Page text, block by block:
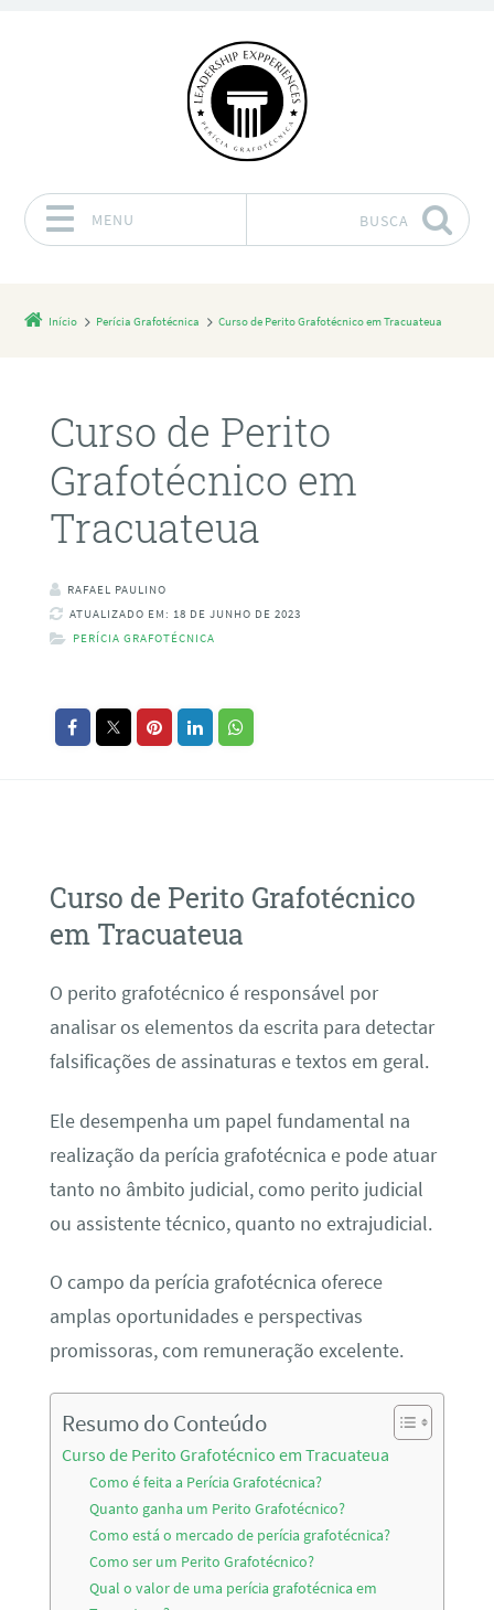
MENU BUSCA
Início Perícia Grafotécnica Curso de Perito Grafotécnico em Tracuateua
Curso de Perito
Grafotécnico em
Tracuateua
RAFAEL PAULINO
ATUALIZADO EM: 18 DE JUNHO DE 2023
PERÍCIA GRAFOTÉCNICA
Curso de Perito Grafotécnico
em Tracuateua
O perito grafotécnico é responsável por
analisar os elementos da escrita para detectar
falsificações de assinaturas e textos em geral.
Ele desempenha um papel fundamental na
realização da perícia grafotécnica e pode atuar
tanto no âmbito judicial, como perito judicial
ou assistente técnico, quanto no extrajudicial.
O campo da perícia grafotécnica oferece
amplas oportunidades e perspectivas
promissoras, com remuneração excelente.
Resumo do Conteúdo
Curso de Perito Grafotécnico em Tracuateua
Como é feita a Perícia Grafotécnica?
Quanto ganha um Perito Grafotécnico?
Como está o mercado de perícia grafotécnica?
Como ser um Perito Grafotécnico?
Qual o valor de uma perícia grafotécnica em